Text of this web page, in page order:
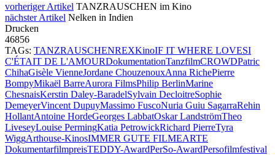
vorheriger Artikel TANZRAUSCHEN im Kino
nächster Artikel Nelken in Indien
Drucken
46856
TAGs: TANZRAUSCHENREXKinoIF IT WHERE LOVESI
C'ÉTAIT DE L'AMOURDokumentationTanzfilmCROWDPatric
ChihaGisèle VienneJordane ChouzenouxAnna RichePierre
BompyMikaël BarreAurora FilmsPhilip BerlinMarine
ChesnaisKerstin Daley-BaradelSylvain DecloitreSophie
DemeyerVincent DupuyMassimo FuscoNuria Guiu SagarraRehin
HollantAntoine HordeGeorges LabbatOskar LandströmTheo
LiveseyLouise PermingKatia PetrowickRichard PierreTyra
WiggArthouse-KinosIMMER GUTE FILMEARTE
DokumentarfilmpreisTEDDY-AwardPerSo-AwardPersofilmfestival